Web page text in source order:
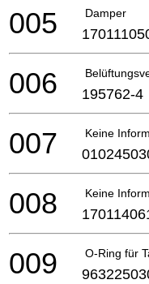
Damper
005
006 195762-4
Keine
007
Keine
008
O-Ring für
009